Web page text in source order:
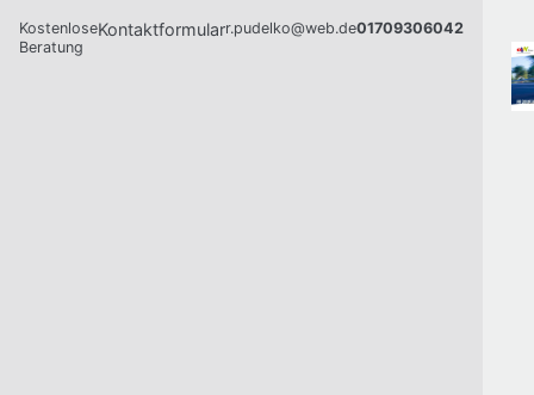
Kostenlose
Beratung
Kontaktformularr.pudelko@web.de01709306042